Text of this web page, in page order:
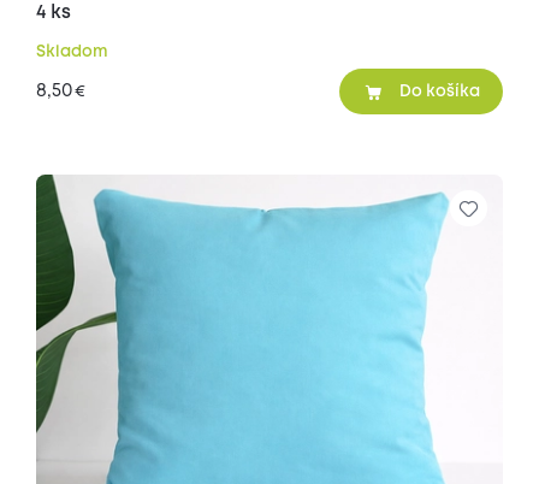
4 ks
Skladom
8,50€ Do košíka